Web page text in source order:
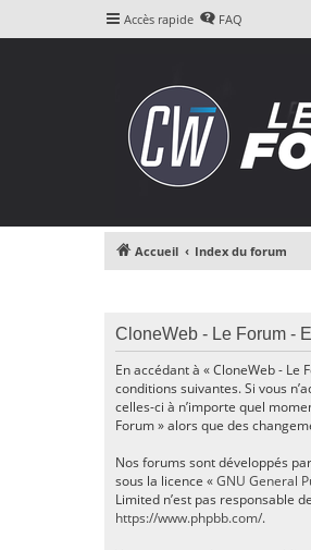
Accès rapide FAQ
Accueil
Index du forum
CloneWeb - Le Forum -
En accédant à « CloneWeb - Le
conditions suivantes. Si vous
celles-ci à n’importe quel
Forum » alors que des
Nos forums sont développés
sous la licence «GNU General
Limited n’est pas responsable
https://www.phpbb.com/.